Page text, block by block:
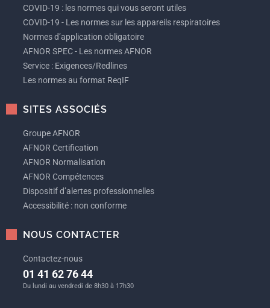
COVID-19 : les normes qui vous seront utiles
COVID-19 - Les normes sur les appareils respiratoires
Normes d’application obligatoire
AFNOR SPEC - Les normes AFNOR
Service : Exigences/Redlines
Les normes au format ReqIF
SITES ASSOCIÉS
Groupe AFNOR
AFNOR Certification
AFNOR Normalisation
AFNOR Compétences
Dispositif d’alertes professionnelles
Accessibilité : non conforme
NOUS CONTACTER
Contactez-nous
01 41 62 76 44
Du lundi au vendredi de 8h30 à 17h30